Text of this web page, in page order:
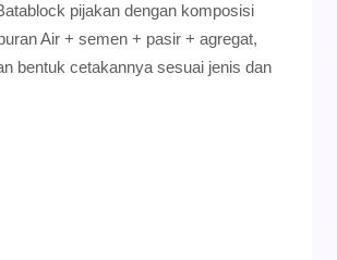
pijakan dengan komposisi
Air + semen + pasir + agregat,
bentuk cetakannya sesuai jenis dan